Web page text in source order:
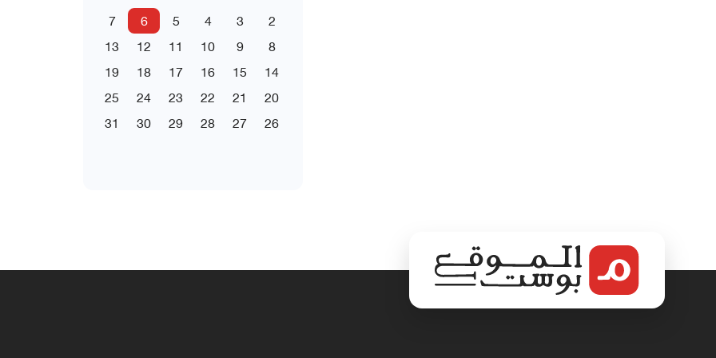
2
3
4
5
6
7
8
9
10
11
12
13
14
15
16
17
18
19
20
21
22
23
24
25
26
27
28
29
30
31